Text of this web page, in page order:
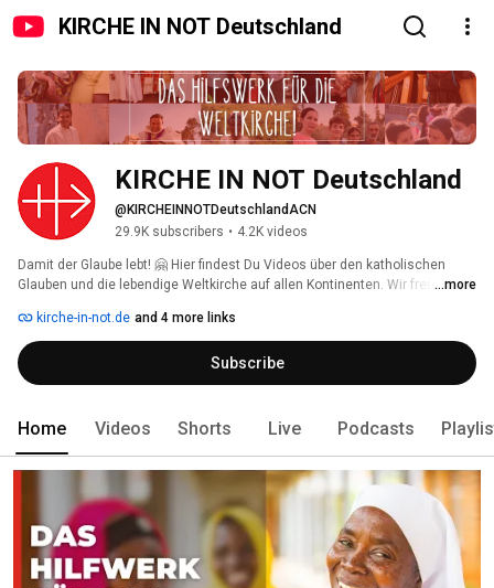
KIRCHE IN NOT Deutschland
KIRCHE IN NOT Deutschland
@KIRCHEINNOTDeutschlandACN
29.9K subscribers • 4.2K videos
Damit der Glaube lebt! 🤗 Hier findest Du Videos über den katholischen
Glauben und die lebendige Weltkirche auf allen Kontinenten. Wir freuen uns
möchtest: Kanal abonnieren!
...more
kirche-in-not.de and 4 more links
Subscribe
Home Videos Shorts Live Podcasts